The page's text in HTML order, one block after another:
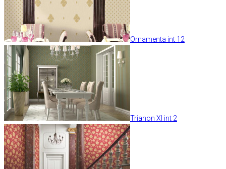
Ornamenta int 12
Trianon XI int 2